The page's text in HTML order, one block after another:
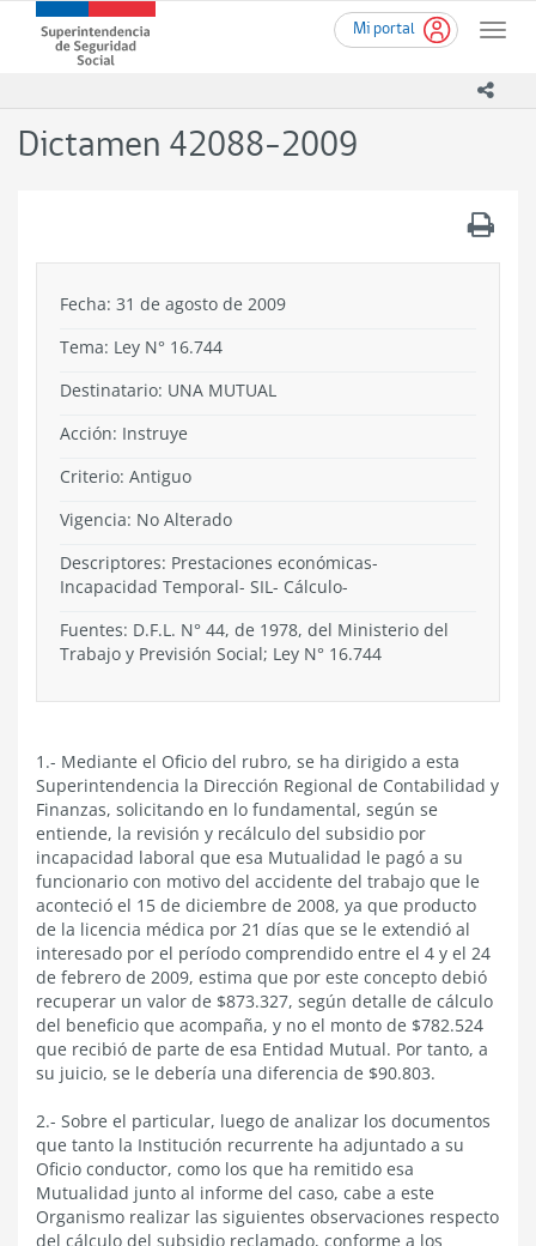
contenido
Mi portal
Toggle
Superintendencia
de
-
Dictamen 42088-2009
Fecha: 31 de agosto de 2009
Tema: Ley N° 16.744
Destinatario: UNA MUTUAL
Acción: Instruye
Criterio: Antiguo
Vigencia: No Alterado
Descriptores: Prestaciones económicas-
Incapacidad Temporal- SIL- Cálculo-
Fuentes: D.F.L. N° 44, de 1978, del Ministerio del
Trabajo y Previsión Social; Ley N° 16.744
1.- Mediante el Oficio del rubro, se ha dirigido a esta
Superintendencia la Dirección Regional de Contabilidad y
Finanzas, solicitando en lo fundamental, según se
entiende, la revisión y recálculo del subsidio por
incapacidad laboral que esa Mutualidad le pagó a su
funcionario con motivo del accidente del trabajo que le
aconteció el 15 de diciembre de 2008, ya que producto
de la licencia médica por 21 días que se le extendió al
interesado por el período comprendido entre el 4 y el 24
de febrero de 2009, estima que por este concepto debió
recuperar un valor de $873.327, según detalle de cálculo
del beneficio que acompaña, y no el monto de $782.524
que recibió de parte de esa Entidad Mutual. Por tanto, a
su juicio, se le debería una diferencia de $90.803.
2.- Sobre el particular, luego de analizar los documentos
que tanto la Institución recurrente ha adjuntado a su
Oficio conductor, como los que ha remitido esa
Mutualidad junto al informe del caso, cabe a este
Organismo realizar las siguientes observaciones respecto
del cálculo del subsidio reclamado, conforme a los